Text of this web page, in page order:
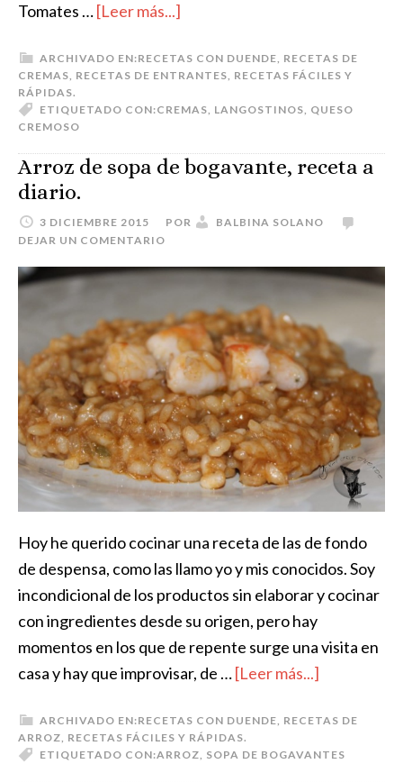
Tomates …[Leer más...]
ARCHIVADO EN:RECETAS CON DUENDE, RECETAS DE
CREMAS, RECETAS DE ENTRANTES, RECETAS FÁCILES Y
RÁPIDAS.
ETIQUETADO CON:CREMAS, LANGOSTINOS, QUESO
CREMOSO
Arroz de sopa de bogavante, receta a
diario.
3 DICIEMBRE 2015 POR
BALBINA SOLANO
DEJAR UN COMENTARIO
Hoy he querido cocinar una receta de las de fondo
de despensa, como las llamo yo y mis conocidos. Soy
incondicional de los productos sin elaborar y cocinar
con ingredientes desde su origen, pero hay
momentos en los que de repente surge una visita en
casa y hay que improvisar, de …[Leer más...]
ARCHIVADO EN:RECETAS CON DUENDE, RECETAS DE
ARROZ, RECETAS FÁCILES Y RÁPIDAS.
ETIQUETADO CON:ARROZ, SOPA DE BOGAVANTES